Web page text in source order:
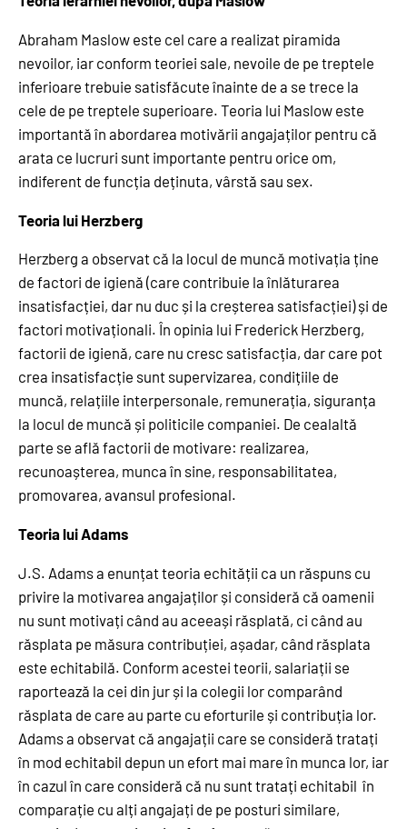
Abraham Maslow este cel care a realizat piramida
nevoilor, iar conform teoriei sale, nevoile de pe treptele
inferioare trebuie satisfăcute înainte de a se trece la
cele de pe treptele superioare. Teoria lui Maslow este
importantă în abordarea motivării angajaților pentru că
arata ce lucruri sunt importante pentru orice om,
indiferent de funcția deținuta, vârstă sau sex.
Teoria lui Herzberg
Herzberg a observat că la locul de muncă motivația ține
de factori de igienă (care contribuie la înlăturarea
insatisfacției, dar nu duc și la creșterea satisfacției) și de
factori motivaționali. În opinia lui Frederick Herzberg,
factorii de igienă, care nu cresc satisfacția, dar care pot
crea insatisfacție sunt supervizarea, condițiile de
muncă, relațiile interpersonale, remunerația, siguranța
la locul de muncă și politicile companiei. De cealaltă
parte se află factorii de motivare: realizarea,
recunoașterea, munca în sine, responsabilitatea,
promovarea, avansul profesional.
Teoria lui Adams
J.S. Adams a enunțat teoria echității ca un răspuns cu
privire la motivarea angajaților și consideră că oamenii
nu sunt motivați când au aceeași răsplată, ci când au
răsplata pe măsura contribuției, așadar, când răsplata
este echitabilă. Conform acestei teorii, salariații se
raportează la cei din jur și la colegii lor comparând
răsplata de care au parte cu eforturile și contribuția lor.
Adams a observat că angajații care se consideră tratați
în mod echitabil depun un efort mai mare în munca lor, iar
în cazul în care consideră că nu sunt tratați echitabil în
comparație cu alți angajați de pe posturi similare,